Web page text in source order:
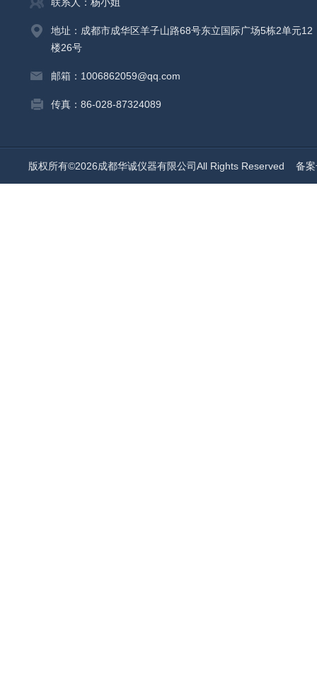
地址：成都市成华区羊子山路68号东立国际广场5栋2单元12
楼26号
邮箱：1006862059@qq.com
传真：86-028-87324089
版权所有©2026成都华诚仪器有限公司All Rights Reserved 备